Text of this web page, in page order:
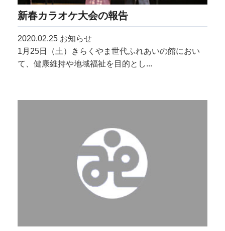
新春カラオケ大会の報告
2020.02.25 お知らせ
1月25日（土）きらくやま世代ふれあいの館におい
て、健康維持や地域福祉を目的とし...